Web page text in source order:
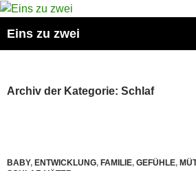
Eins zu zwei
Archiv der Kategorie: Schlaf
BABY, ENTWICKLUNG, FAMILIE, GEFÜHLE,